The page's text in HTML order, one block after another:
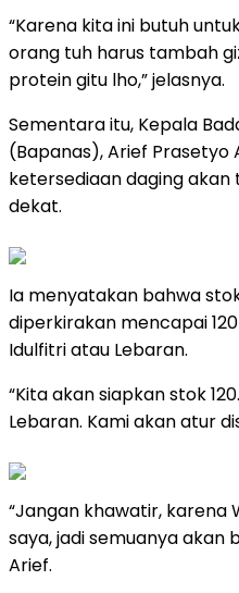
“Karena kita ini butuh
orang tuh harus tambah
protein gitu lho,” jelasnya.
Sementara itu, Kepala
(Bapanas), Arief Prasetyo
ketersediaan daging
dekat.
Ia menyatakan bahwa
diperkirakan mencapai
Idulfitri atau Lebaran.
“Kita akan siapkan stok
Lebaran. Kami akan atur
“Jangan khawatir,
saya, jadi semuanya akan
Arief.